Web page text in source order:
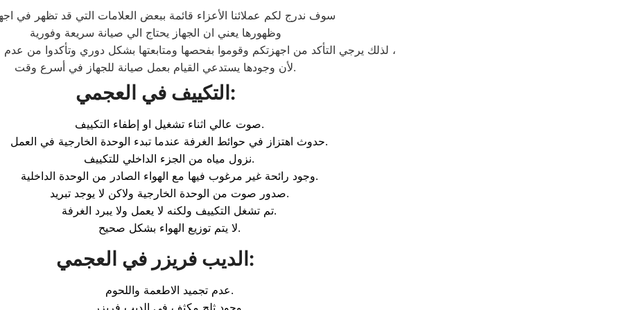
سوف ندرج لكم عملائنا الأعزاء قائمة ببعض العلامات التي قد تظهر في
وظهورها يعني ان الجهاز يحتاج الي صيانة سريعة وفورية
لذلك يرجي التأكد من اجهزتكم وقوموا بفحصها ومتابعتها بشكل دوري وتأكدوا من عدم وجود هذه العلامات ،
لأن وجودها يستدعي القيام بعمل صيانة للجهاز في أسرع وقت.
التكييف في العجمي :
صوت عالي اثناء تشغيل او إطفاء التكييف.
حدوث اهتزاز في حوائط الغرفة عندما تبدء الوحدة الخارجية في العمل.
نزول مياه من الجزء الداخلي للتكييف.
وجود رائحة غير مرغوب فيها مع الهواء الصادر من الوحدة الداخلية.
صدور صوت من الوحدة الخارجية ولاكن لا يوجد تبريد.
تم تشغل التكييف ولكنه لا يعمل ولا يبرد الغرفة.
لا يتم توزيع الهواء بشكل صحيح.
الديب فريزر في العجمي :
عدم تجميد الاطعمة واللحوم.